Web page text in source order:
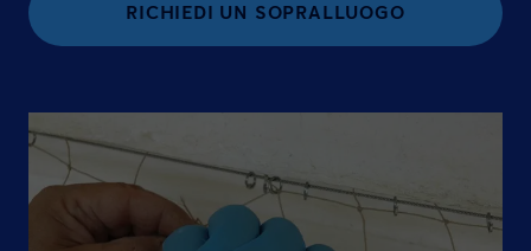
RICHIEDI UN SOPRALLUOGO